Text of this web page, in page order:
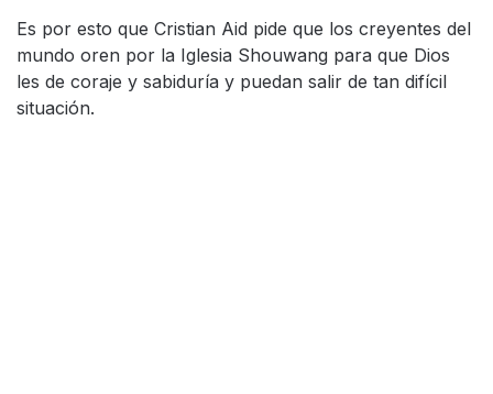
Es por esto que Cristian Aid pide que los creyentes del
mundo oren por la Iglesia Shouwang para que Dios
les de coraje y sabiduría y puedan salir de tan difícil
situación.